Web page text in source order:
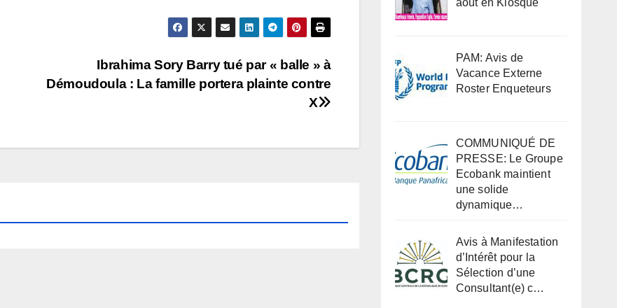
Ibrahima Sory Barry tué par « balle » à
Démoudoula : La famille portera plainte contre
X
PAM: Avis de
Vacance Externe
Roster Enqueteurs
COMMUNIQUÉ DE
PRESSE: Le Groupe
Ecobank maintient
une solide
dynamique…
Avis à Manifestation
d’Intérêt pour la
Sélection d’une
Consultant(e) c…